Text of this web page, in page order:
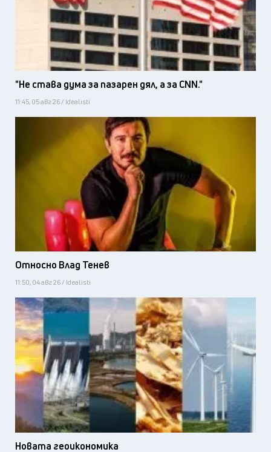
"Не става дума за пазарен дял, а за CNN."
11:45, 05 авг 26 / Idealisti
Относно Влад Тенев
11:50, 04 авг 26 / Idealisti
Новата геоикономика